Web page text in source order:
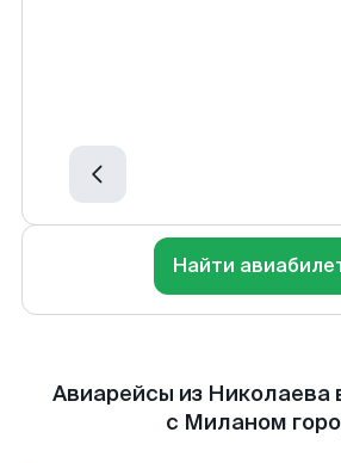
Найти
Авиарейсы из
с Миланом